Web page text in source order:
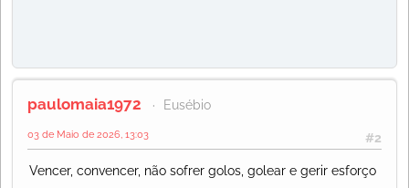
paulomaia1972 Eusébio
#2
03 de Maio de 2026, 13:03
Vencer, convencer, não sofrer golos, golear e gerir esforço